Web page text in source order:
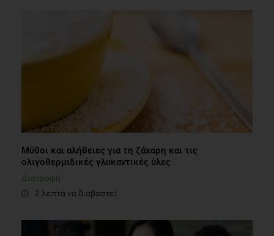
Μύθοι και αλήθειες για τη ζάχαρη και τις
ολιγοθερμιδικές γλυκαντικές ύλες
Διατροφή
2 λεπτά να διαβαστεί